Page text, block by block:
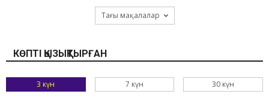
Тағы мақалалар
КӨПТІ ҚЫЗЫҚТЫРҒАН
3 күн 7 күн 30 күн